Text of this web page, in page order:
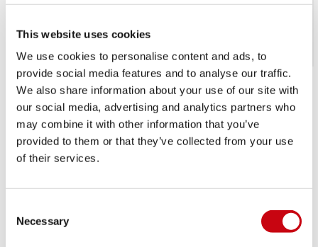
This website uses cookies
We use cookies to personalise content and ads, to
provide social media features and to analyse our traffic.
We also share information about your use of our site with
our social media, advertising and analytics partners who
may combine it with other information that you’ve
provided to them or that they’ve collected from your use
of their services.
Selection
Necessary
Jobe Hemi Trainer Sci
Nautico
153,
Jobe Mode Combo Ski
Nautico
Combo Sci Nautico
309,